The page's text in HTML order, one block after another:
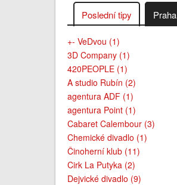
Poslední tipy Praha
+- VeDvou (1)
3D Company (1)
420PEOPLE (1)
A studio Rubín (2)
agentura ADF (1)
agentura Point (1)
Cabaret Calembour (3)
Chemické divadlo (1)
Činoherní klub (11)
Cirk La Putyka (2)
Dejvické divadlo (9)